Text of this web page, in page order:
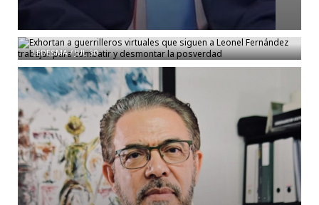
Exhortan a guerrilleros virtuales que siguen a
Leonel Fernández trabajar para combatir y
desmontar la posverdad
LEDESMA/JUL 30